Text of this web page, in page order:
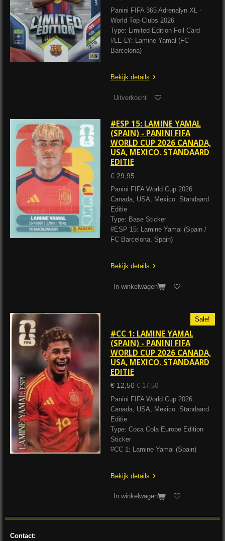
Panini FIFA 365 Adrenalyn XL -
World Top Clubs 2026
Type: Limited Edition Foil Card
#LE-LY: Lamine Yamal (FC
Barcelona)
Bekijk details
Uitverkocht
#ESP 15: LAMINE YAMAL
(SPAIN) - PANINI FIFA
WORLD CUP 2026 CANADA,
USA, MEXICO. STANDAARD
EDITIE
€ 29,95
Panini FIFA World Cup 2026
Canada, USA, Mexico. Standaard
Editie
Type: Base Sticker
#ESP 15: Lamine Yamal (Spain /
FC Barcelona, Spain)
Bekijk details
In winkelwagen
Sale!
#CC 1: LAMINE YAMAL
(SPAIN) - PANINI FIFA
WORLD CUP 2026 CANADA,
USA, MEXICO. STANDAARD
EDITIE
€ 12,50 € 17,50
Panini FIFA World Cup 2026
Canada, USA, Mexico. Standaard
Editie
Type: Coca Cola Europe Edition
Sticker
#CC 1: Lamine Yamal (Spain)
Bekijk details
In winkelwagen
Contact: